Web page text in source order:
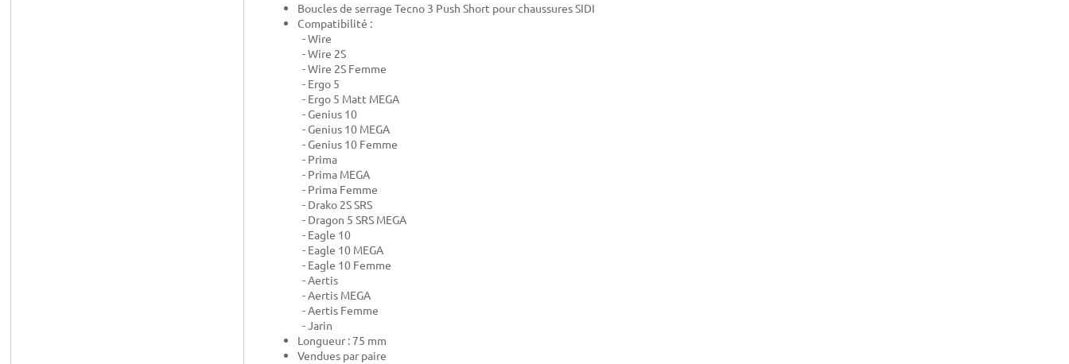
Boucles de serrage Tecno 3 Push Short pour chaussures SIDI
Compatibilité :
- Wire
- Wire 2S
- Wire 2S Femme
- Ergo 5
- Ergo 5 Matt MEGA
- Genius 10
- Genius 10 MEGA
- Genius 10 Femme
- Prima
- Prima MEGA
- Prima Femme
- Drako 2S SRS
- Dragon 5 SRS MEGA
- Eagle 10
- Eagle 10 MEGA
- Eagle 10 Femme
- Aertis
- Aertis MEGA
- Aertis Femme
- Jarin
Longueur : 75 mm
Vendues par paire